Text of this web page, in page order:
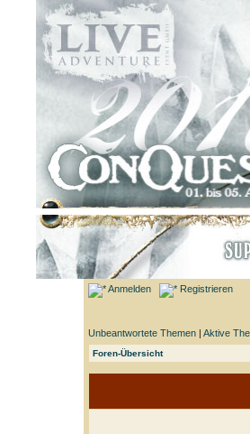
Anmelden Registrieren
Unbeantwortete Themen | Aktive
Foren-Übersicht